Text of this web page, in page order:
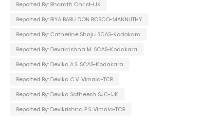
Reported By: Bharath Christ-IJK
Reported By: BIYA BABU DON BOSCO-MANNUTHY
Reported By: Catherine Shaju SCAS-Kodakara
Reported By: Devakrishna M. SCAS-Kodakara
Reported By: Devika A.S. SCAS-Kodakara
Reported By: Devika C.V. Vimala-TCR
Reported By: Devika Satheesh SJC-IJK
Reported By: Devikrishna P.S. Vimala-TCR